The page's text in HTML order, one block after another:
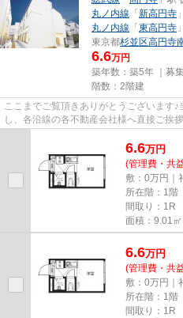
丸ノ内線 「 新高円寺
丸ノ内線 「 東高円寺
東京都杉並区高円寺
6.6万円
築年数：築5年 ｜募
階数：2階建
ここまでご覧頂きありがとうございます
し、各沿線の各不動産会社様へ直接ご挨
6.6万円
(管理費・共
敷：0万円｜
所在階：1階
間取り：1R
面積：9.01㎡
6.6万円
(管理費・共
敷：0万円｜
所在階：1階
間取り：1R